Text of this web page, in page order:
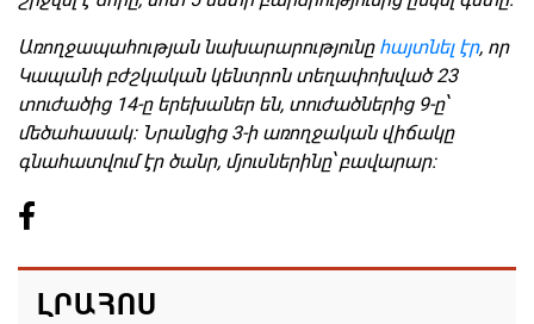
Առողջապահության նախարարությունը հայտնել էր, որ
Կապանի բժշկական կենտրոն տեղափոխված 23
տուժածից 14-ը երեխաներ են, տուժածներից 9-ը՝
մեծահասակ: Նրանցից 3-ի առողջական վիճակը
գնահատվում էր ծանր, մյուսներինը՝ բավարար:
ԼՐԱՀՈՍ